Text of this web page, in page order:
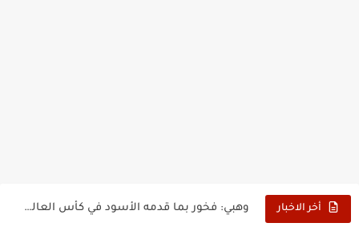
أخر الاخبار وهبي: فخور بما قدمه الأسود في كأس العالم.. والإقصاء لن...